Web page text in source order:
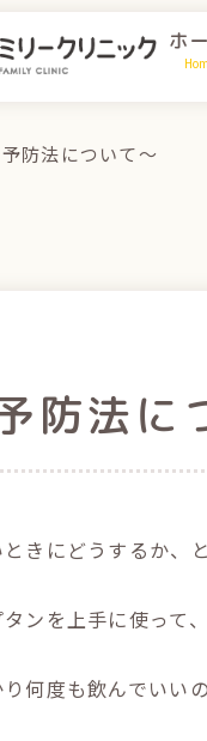
ホ
防法について～
防法に
きにどうするか、
ンを上手に使って
何度も飲んでいい